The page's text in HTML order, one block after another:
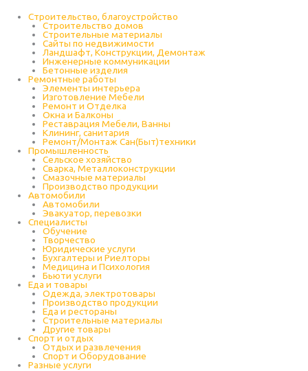
Строительство, благоустройство
Строительство домов
Строительные материалы
Сайты по недвижимости
Ландшафт, Конструкции, Демонтаж
Инженерные коммуникации
Бетонные изделия
Ремонтные работы
Элементы интерьера
Изготовление Мебели
Ремонт и Отделка
Окна и Балконы
Реставрация Мебели, Ванны
Клининг, санитария
Ремонт/Монтаж Сан(Быт)техники
Промышленность
Cельское хозяйство
Сварка, Металлоконструкции
Cмазочные материалы
Производство продукции
Автомобили
Автомобили
Эвакуатор, перевозки
Специалисты
Обучение
Творчество
Юридические услуги
Бухгалтеры и Риелторы
Медицина и Психология
Бьюти услуги
Еда и товары
Одежда, электротовары
Производство продукции
Еда и рестораны
Строительные материалы
Другие товары
Спорт и отдых
Отдых и развлечения
Спорт и Оборудование
Разные услуги